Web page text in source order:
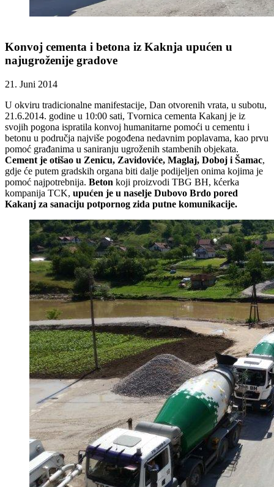
Konvoj cementa i betona iz Kaknja upućen u
najugroženije gradove
21. Juni 2014
U okviru tradicionalne manifestacije, Dan otvorenih vrata, u subotu,
21.6.2014. godine u 10:00 sati, Tvornica cementa Kakanj je iz
svojih pogona ispratila konvoj humanitarne pomoći u cementu i
betonu u područja najviše pogođena nedavnim poplavama, kao prvu
pomoć građanima u saniranju ugroženih stambenih objekata.
Cement je otišao u Zenicu, Zavidoviće, Maglaj, Doboj i Šamac,
gdje će putem gradskih organa biti dalje podijeljen onima kojima je
pomoć najpotrebnija. Beton koji proizvodi TBG BH, kćerka
kompanija TCK, upućen je u naselje Dubovo Brdo pored
Kakanj za sanaciju potpornog zida putne komunikacije.